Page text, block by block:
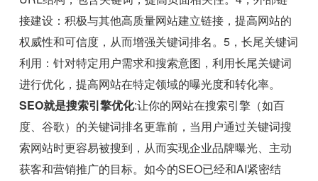
接建设：积极与其他高质量网站建立链接，提高网站的
权威性和可信度，从而增强关键词排名。5，长尾关键词
利用：针对特定用户需求和搜索意图，利用长尾关键词
进行优化，提高网站在特定领域的曝光度和转化率。
SEO就是搜索引擎优化:让你的网站在搜索引擎（如百
度、谷歌）的关键词排名更靠前，当用户通过关键词搜
索网站时更容易被搜到，从而实现企业品牌曝光、主动
获客和营销推广的目标。如今的SEO已经和AI紧密结